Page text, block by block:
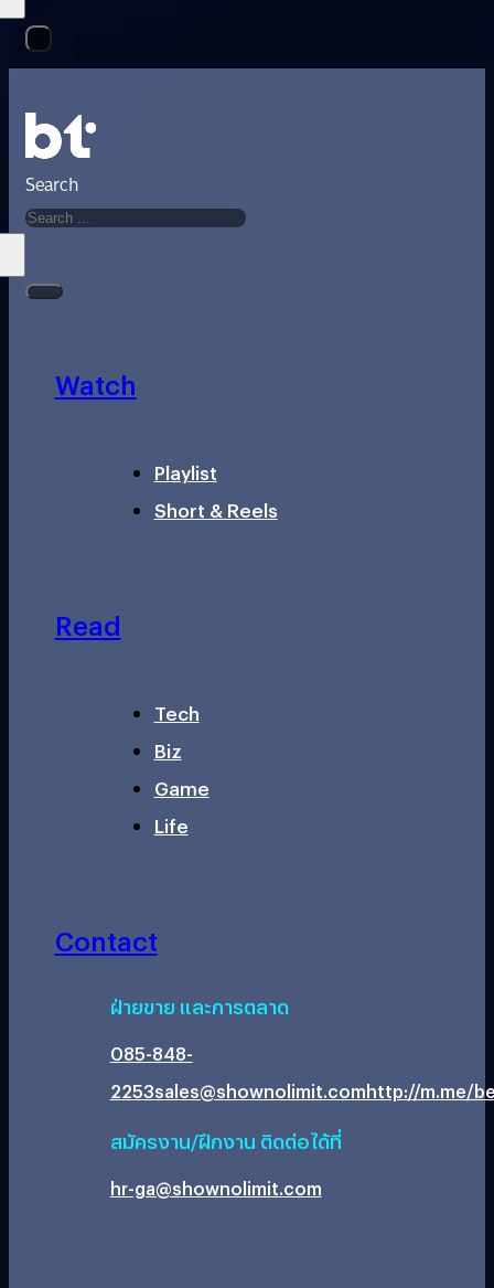
Search
Watch
Playlist
Short & Reels
Read
Tech
Biz
Game
Life
Contact
ฝ่ายขาย และการตลาด
085-848-
2253sales@shownolimit.comhttp://m.me/
สมัครงาน/ฝึกงาน ติดต่อได้ที่
hr-ga@shownolimit.com